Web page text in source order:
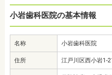
小岩歯科医院の基本情報
名称 小岩歯科医院
住所 江戸川区西小岩1-